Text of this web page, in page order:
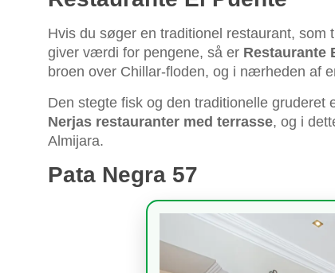
Hvis du søger en traditionel restaurant,
giver værdi for pengene, så er Restaurante
broen over Chillar-floden, og i nærheden af
Den stegte fisk og den traditionelle
Nerjas restauranter med terrasse, og i
Almijara.
Pata Negra 57